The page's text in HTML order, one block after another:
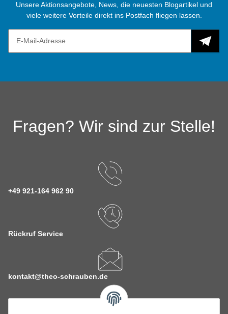
Unsere Aktionsangebote, News, die neuesten Blogartikel und
viele weitere Vorteile direkt ins Postfach fliegen lassen.
Fragen? Wir sind zur Stelle!
+49 921-164 962 90
Rückruf Service
kontakt@theo-schrauben.de